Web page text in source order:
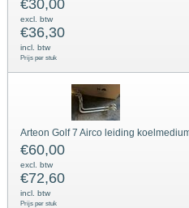
€30,00
excl. btw
€36,30
incl. btw
Prijs per stuk
Arteon Golf 7 Airco leiding
€60,00
excl. btw
€72,60
incl. btw
Prijs per stuk